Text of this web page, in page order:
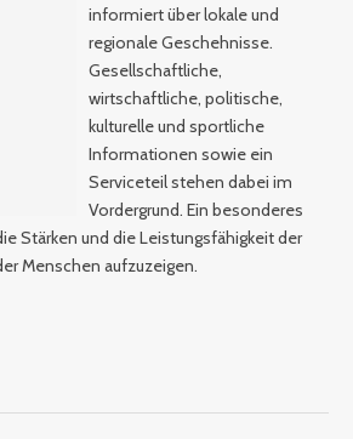
informiert über lokale und
regionale Geschehnisse.
Gesellschaftliche,
wirtschaftliche, politische,
kulturelle und sportliche
Informationen sowie ein
Serviceteil stehen dabei im
Vordergrund. Ein besonderes
Stärken und die Leistungsfähigkeit der
Menschen aufzuzeigen.